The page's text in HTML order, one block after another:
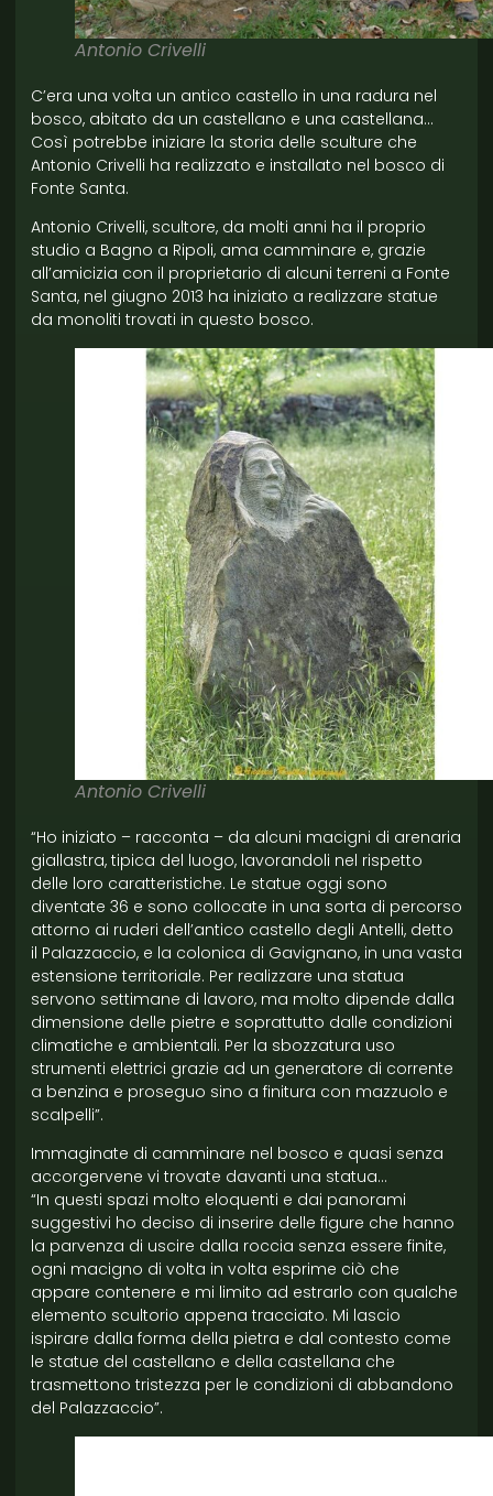
Antonio Crivelli
C’era una volta un antico castello in una radura nel
bosco, abitato da un castellano e una castellana…
Così potrebbe iniziare la storia delle sculture che
Antonio Crivelli ha realizzato e installato nel bosco di
Fonte Santa.
Antonio Crivelli, scultore, da molti anni ha il proprio
studio a Bagno a Ripoli, ama camminare e, grazie
all’amicizia con il proprietario di alcuni terreni a Fonte
Santa, nel giugno 2013 ha iniziato a realizzare statue
da monoliti trovati in questo bosco.
Antonio Crivelli
“Ho iniziato – racconta – da alcuni macigni di arenaria
giallastra, tipica del luogo, lavorandoli nel rispetto
delle loro caratteristiche. Le statue oggi sono
diventate 36 e sono collocate in una sorta di percorso
attorno ai ruderi dell’antico castello degli Antelli, detto
il Palazzaccio, e la colonica di Gavignano, in una vasta
estensione territoriale. Per realizzare una statua
servono settimane di lavoro, ma molto dipende dalla
dimensione delle pietre e soprattutto dalle condizioni
climatiche e ambientali. Per la sbozzatura uso
strumenti elettrici grazie ad un generatore di corrente
a benzina e proseguo sino a finitura con mazzuolo e
scalpelli”.
Immaginate di camminare nel bosco e quasi senza
accorgervene vi trovate davanti una statua…
“In questi spazi molto eloquenti e dai panorami
suggestivi ho deciso di inserire delle figure che hanno
la parvenza di uscire dalla roccia senza essere finite,
ogni macigno di volta in volta esprime ciò che
appare contenere e mi limito ad estrarlo con qualche
elemento scultorio appena tracciato. Mi lascio
ispirare dalla forma della pietra e dal contesto come
le statue del castellano e della castellana che
trasmettono tristezza per le condizioni di abbandono
del Palazzaccio”.